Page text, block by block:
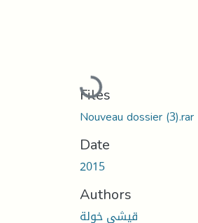
Loading...
Files
Nouveau dossier (3).rar
Date
2015
Authors
قيشي خولة